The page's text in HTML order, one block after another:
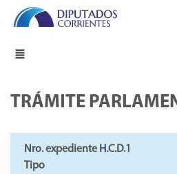
TRÁMITE
Nro. expediente H.C.D.1
Tipo